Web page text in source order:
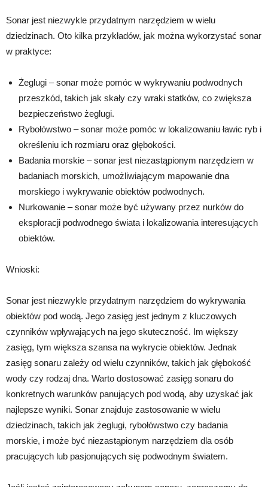
Sonar jest niezwykle przydatnym narzędziem w wielu
dziedzinach. Oto kilka przykładów, jak można wykorzystać sonar
w praktyce:
Żeglugi – sonar może pomóc w wykrywaniu podwodnych
przeszkód, takich jak skały czy wraki statków, co zwiększa
bezpieczeństwo żeglugi.
Rybołówstwo – sonar może pomóc w lokalizowaniu ławic ryb i
określeniu ich rozmiaru oraz głębokości.
Badania morskie – sonar jest niezastąpionym narzędziem w
badaniach morskich, umożliwiającym mapowanie dna
morskiego i wykrywanie obiektów podwodnych.
Nurkowanie – sonar może być używany przez nurków do
eksploracji podwodnego świata i lokalizowania interesujących
obiektów.
Wnioski:
Sonar jest niezwykle przydatnym narzędziem do wykrywania
obiektów pod wodą. Jego zasięg jest jednym z kluczowych
czynników wpływających na jego skuteczność. Im większy
zasięg, tym większa szansa na wykrycie obiektów. Jednak
zasięg sonaru zależy od wielu czynników, takich jak głębokość
wody czy rodzaj dna. Warto dostosować zasięg sonaru do
konkretnych warunków panujących pod wodą, aby uzyskać jak
najlepsze wyniki. Sonar znajduje zastosowanie w wielu
dziedzinach, takich jak żeglugi, rybołówstwo czy badania
morskie, i może być niezastąpionym narzędziem dla osób
pracujących lub pasjonujących się podwodnym światem.